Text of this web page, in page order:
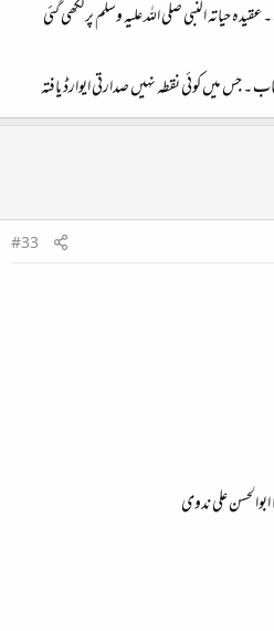
حیاتہ النبی صلی اللہ علیہ وسلم پر لکھی گئی
۔ جس میں کوئی نقطہ نہیں صدارتی ایوارڈ یافتہ
#33
علی ندوی